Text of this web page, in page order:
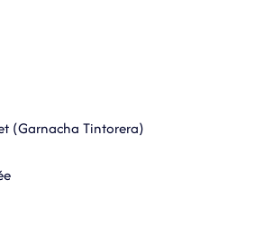
(Garnacha Tintorera)